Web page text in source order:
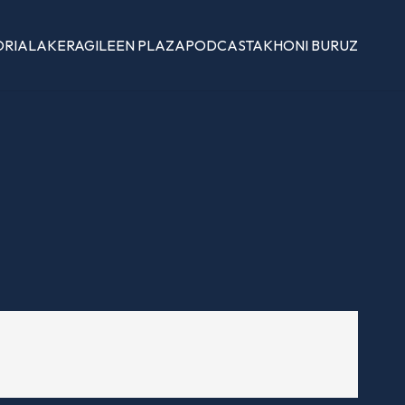
ERAGILEEN PLAZAPODCASTAKHONI BURUZ